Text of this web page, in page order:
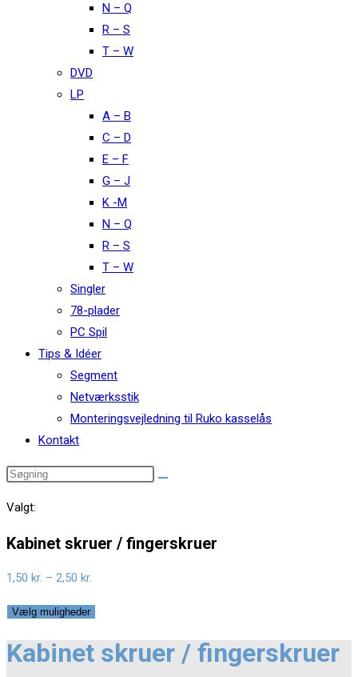
N – Q
R – S
T – W
DVD
LP
A – B
C – D
E – F
G – J
K -M
N – Q
R – S
T – W
Singler
78-plader
PC Spil
Tips & Idéer
Segment
Netværksstik
Monteringsvejledning til Ruko kasselås
Kontakt
Valgt:
Kabinet skruer / fingerskruer
1,50 kr. – 2,50 kr.
Vælg muligheder
Kabinet skruer / fingerskruer